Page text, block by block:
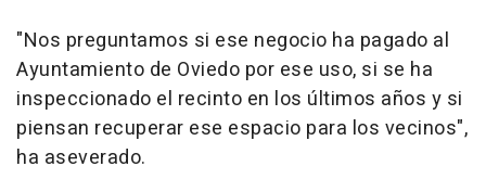
"Nos preguntamos si ese negocio ha pagado al
Ayuntamiento de Oviedo por ese uso, si se ha
inspeccionado el recinto en los últimos años y si
piensan recuperar ese espacio para los vecinos",
ha aseverado.